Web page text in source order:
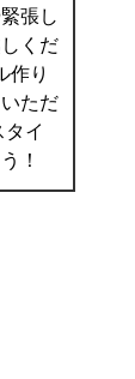
張し
くだ
作り
ただ
イ
！